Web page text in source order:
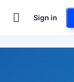
Sign in